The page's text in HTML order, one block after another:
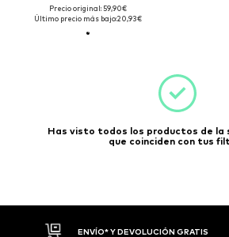
Precio original: 59,90€
Último precio más bajo:20,93€
Has visto todos los productos de la
que coinciden con tus
ENVÍO* Y DEVOLUCIÓN GRATIS